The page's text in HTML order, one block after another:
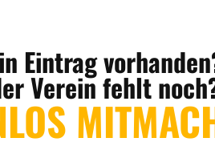
Eintrag
Verein fehlt